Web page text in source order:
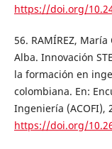
https://doi.org/
56. RAMÍREZ,
Alba. Innovación
la formación en
colombiana. En:
Ingeniería (ACOFI),
https://doi.org/